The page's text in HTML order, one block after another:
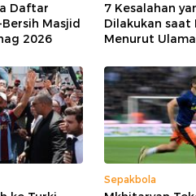
Daftar
Masjid
2026
7 Kesalahan
Dilakukan saat
Menurut Ulama
Sepakbola